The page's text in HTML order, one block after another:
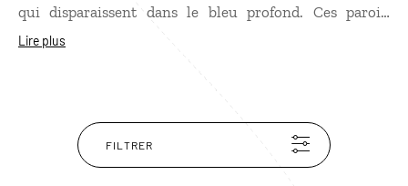
qui disparaissent dans le bleu profond. Ces parois,
tapissées de coraux, abritent une incroyable diversité
discrets et chaque matin les bateaux qui quittent la
côte pour rejoindre les différents sites de plongée du
parc marin.
Lire plus
FILTRER